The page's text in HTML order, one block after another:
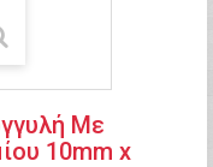
Με
10mm x